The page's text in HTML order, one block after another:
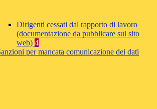
Dirigenti cessati dal rapporto di lavoro
(documentazione da pubblicare sul sito
web) 4
per mancata comunicazione dei dati